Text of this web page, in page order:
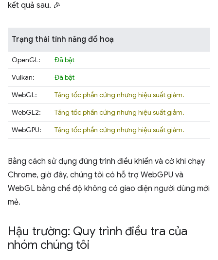
kết quả sau. 🎉
Trạng thái tính năng đồ hoạ
OpenGL:
Đã bật
Vulkan:
Đã bật
WebGL:
Tăng tốc phần cứng nhưng hiệu suất giảm.
WebGL2:
Tăng tốc phần cứng nhưng hiệu suất giảm.
WebGPU:
Tăng tốc phần cứng nhưng hiệu suất giảm.
Bằng cách sử dụng đúng trình điều khiển và cờ khi chạy
Chrome, giờ đây, chúng tôi có hỗ trợ WebGPU và
WebGL bằng chế độ không có giao diện người dùng mới
mẻ.
Hậu trường: Quy trình điều tra của
nhóm chúng tôi